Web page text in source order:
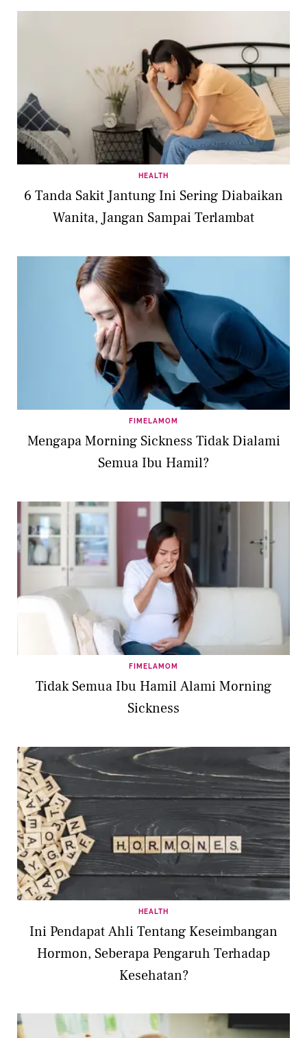
HEALTH
6 Tanda Sakit Jantung Ini Sering Diabaikan
Wanita, Jangan Sampai Terlambat
FIMELAMOM
Mengapa Morning Sickness Tidak Dialami
Semua Ibu Hamil?
FIMELAMOM
Tidak Semua Ibu Hamil Alami Morning
Sickness
HEALTH
Ini Pendapat Ahli Tentang Keseimbangan
Hormon, Seberapa Pengaruh Terhadap
Kesehatan?